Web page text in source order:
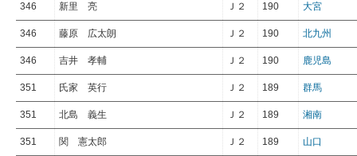
346 新里 亮 Ｊ２ 190 大宮
346 藤原 広太朗 Ｊ２ 190 北九州
346 吉井 孝輔 Ｊ２ 190 鹿児島
351 氏家 英行 Ｊ２ 189 群馬
351 北島 義生 Ｊ２ 189 湘南
351 関 憲太郎 Ｊ２ 189 山口